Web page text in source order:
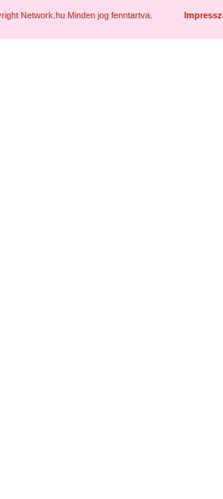
Network.hu Minden jog fenntartva.